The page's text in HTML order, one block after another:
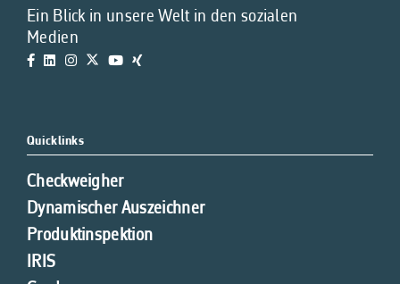
Ein Blick in unsere Welt in den sozialen
Medien
Quicklinks
Checkweigher
Dynamischer Auszeichner
Produktinspektion
IRIS